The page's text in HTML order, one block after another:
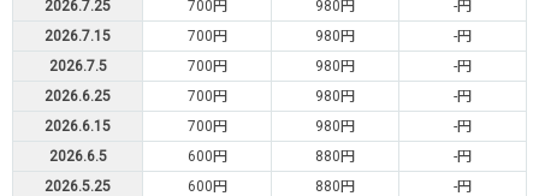
2026.7.25
700円 980円
-円
2026.7.15
700円 980円
-円
2026.7.5
700円 980円
-円
2026.6.25
700円 980円
-円
2026.6.15
700円 980円
-円
2026.6.5
600円 880円
-円
2026.5.25
600円 880円
-円